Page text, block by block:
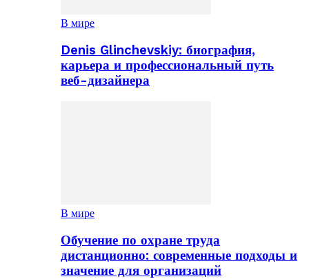
В мире
Denis Glinchevskiy: биография,
карьера и профессиональный путь
веб-дизайнера
В мире
Обучение по охране труда
дистанционно: современные подходы и
значение для организаций